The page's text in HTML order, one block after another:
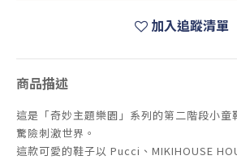
加入追蹤清單
商品描述
這是「奇妙主題樂園」系列的第二階段小童
驚險刺激世界。
這款可愛的鞋子以 Pucci、MIKIHOUSE